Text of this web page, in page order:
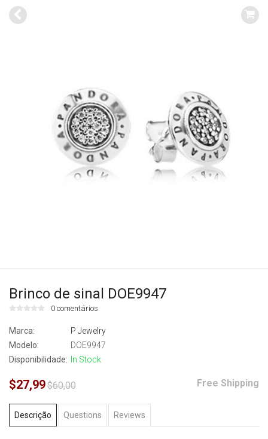
Brinco de sinal DOE9947
0 comentários
Marca:
P Jewelry
Modelo:
DOE9947
Disponibilidade:
In Stock
$27,99$60,00 Free Shipping
Descrição Questions Reviews